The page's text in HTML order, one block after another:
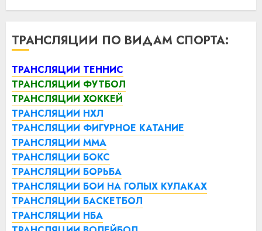
ТРАНСЛЯЦИИ ПО ВИДАМ СПОРТА:
ТРАНСЛЯЦИИ ТЕННИС
ТРАНСЛЯЦИИ ФУТБОЛ
ТРАНСЛЯЦИИ ХОККЕЙ
ТРАНСЛЯЦИИ НХЛ
ТРАНСЛЯЦИИ ФИГУРНОЕ КАТАНИЕ
ТРАНСЛЯЦИИ ММА
ТРАНСЛЯЦИИ БОКС
ТРАНСЛЯЦИИ БОРЬБА
ТРАНСЛЯЦИИ БОИ НА ГОЛЫХ КУЛАКАХ
ТРАНСЛЯЦИИ БАСКЕТБОЛ
ТРАНСЛЯЦИИ НБА